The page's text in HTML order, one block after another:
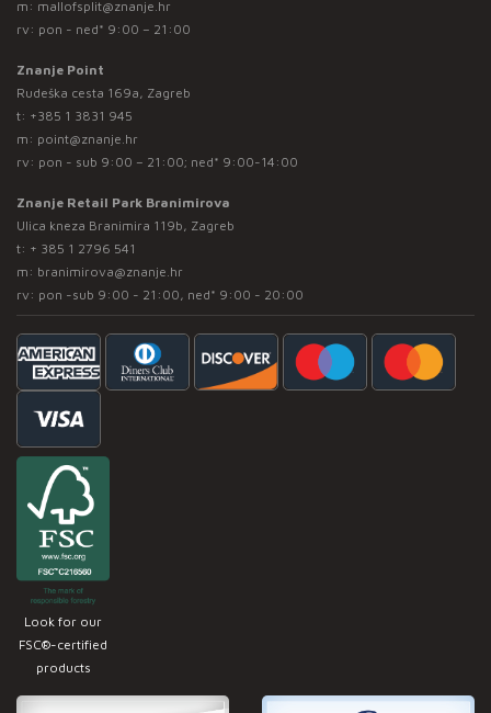
m: mallofsplit@znanje.hr
rv: pon - ned* 9:00 – 21:00
Znanje Point
Rudeška cesta 169a, Zagreb
t: +385 1 3831 945
m: point@znanje.hr
rv: pon - sub 9:00 – 21:00; ned* 9:00-14:00
Znanje Retail Park Branimirova
Ulica kneza Branimira 119b, Zagreb
t: + 385 1 2796 541
m: branimirova@znanje.hr
rv: pon -sub 9:00 - 21:00, ned* 9:00 - 20:00
Look for our
FSC®-certified
products